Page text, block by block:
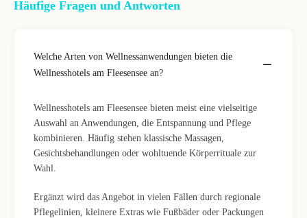
Häufige Fragen und Antworten
Welche Arten von Wellnessanwendungen bieten die
Wellnesshotels am Fleesensee an?
Wellnesshotels am Fleesensee bieten meist eine vielseitige
Auswahl an Anwendungen, die Entspannung und Pflege
kombinieren. Häufig stehen klassische Massagen,
Gesichtsbehandlungen oder wohltuende Körperrituale zur
Wahl.
Ergänzt wird das Angebot in vielen Fällen durch regionale
Pflegelinien, kleinere Extras wie Fußbäder oder Packungen